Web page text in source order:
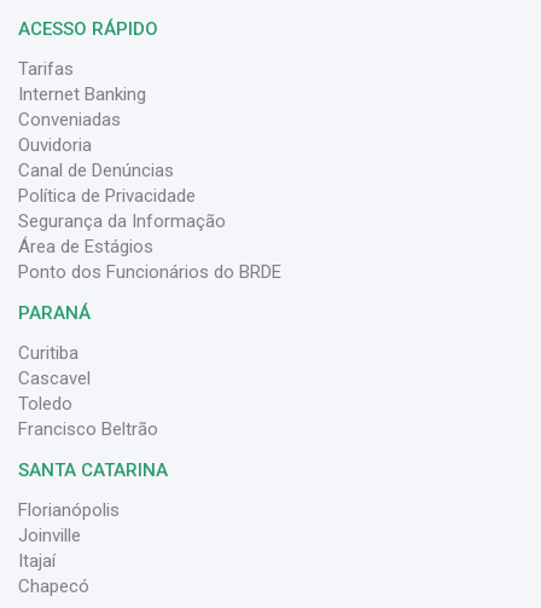
ACESSO RÁPIDO
Tarifas
Internet Banking
Conveniadas
Ouvidoria
Canal de Denúncias
Política de Privacidade
Segurança da Informação
Área de Estágios
Ponto dos Funcionários do BRDE
PARANÁ
Curitiba
Cascavel
Toledo
Francisco Beltrão
SANTA CATARINA
Florianópolis
Joinville
Itajaí
Chapecó